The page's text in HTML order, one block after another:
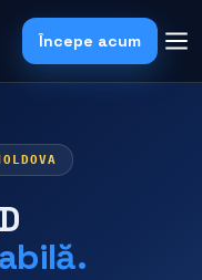
Începe acum